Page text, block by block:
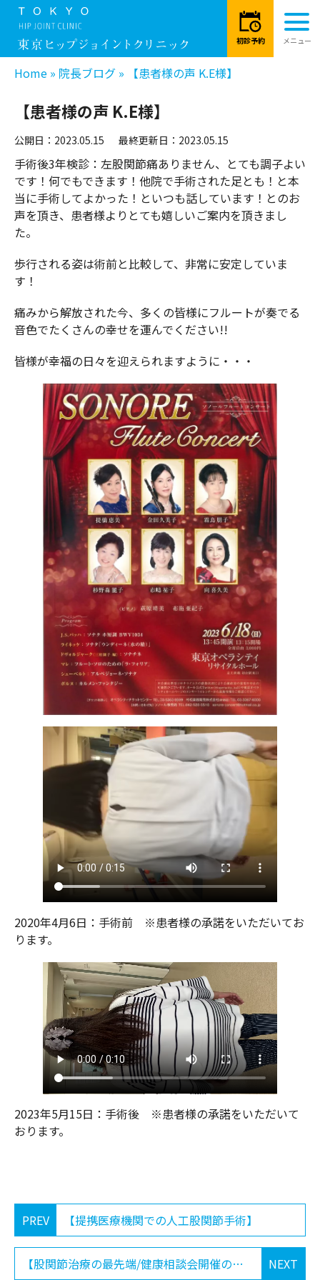
Home » 院長ブログ » 【患者様の声 K.E様】
【患者様の声 K.E様】
公開日：2023.05.15 最終更新日：2023.05.15
手術後3年検診：左股関節痛ありません、とても調子よい
です！何でもできます！他院で手術された足とも！と本
当に手術してよかった！といつも話しています！とのお
声を頂き、患者様よりとても嬉しいご案内を頂きまし
た。
歩行される姿は術前と比較して、非常に安定していま
す！
痛みから解放された今、多くの皆様にフルートが奏でる
音色でたくさんの幸せを運んでください!!
皆様が幸福の日々を迎えられますように・・・
2020年4月6日：手術前 ※患者様の承諾をいただいてお
ります。
2023年5月15日：手術後 ※患者様の承諾をいただいて
おります。
PREV 【提携医療機関での人工股関節手術】
NEXT
【股関節治療の最先端/健康相談会開催のお知らせ 2023-7-8 】